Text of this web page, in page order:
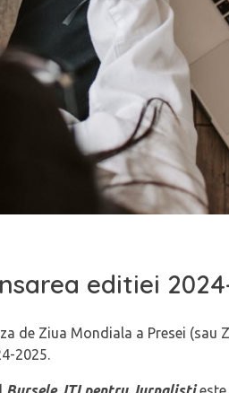
editiei
de Ziua Mondiala a Presei (sau
2025.